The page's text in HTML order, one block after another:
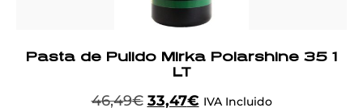
Pasta de Pulido Mirka Polarshine 35 1
LT
46,49€ 33,47€ IVA Incluido